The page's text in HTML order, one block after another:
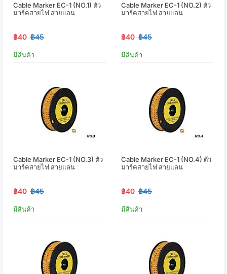
Cable Marker EC-1 (NO.1) ตัว
มาร์คสายไฟ สายแลน
฿40 ฿45
มีสินค้า
Cable Marker EC-1 (NO.2) ตัว
มาร์คสายไฟ สายแลน
฿40 ฿45
มีสินค้า
Cable Marker EC-1 (NO.3) ตัว
มาร์คสายไฟ สายแลน
฿40 ฿45
มีสินค้า
Cable Marker EC-1 (NO.4) ตัว
มาร์คสายไฟ สายแลน
฿40 ฿45
มีสินค้า